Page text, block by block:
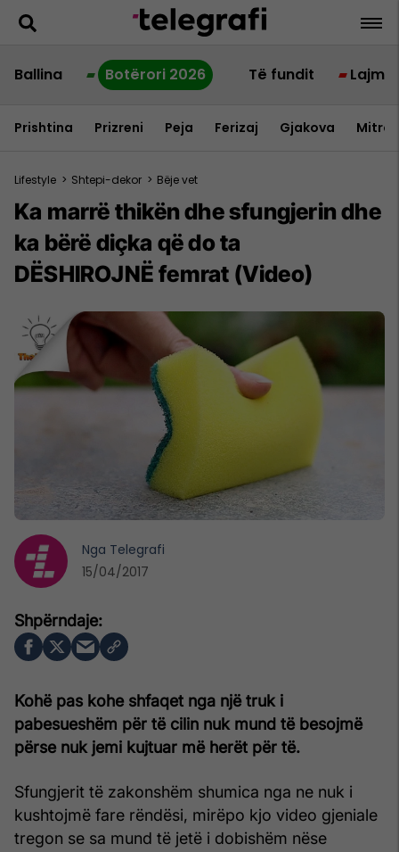
Ballina Botërori 2026 Të fundit Lajme
Prishtina Prizreni Peja Ferizaj Gjakova
Lifestyle > Shtepi-dekor > Bëje vet
Ka marrë thikën dhe sfungjerin dhe
ka bërë diçka që do ta
DËSHIROJNË femrat (Video)
Kohë pas kohe shfaqet nga një truk i
pabesueshëm për të cilin nuk mund të besojmë
përse nuk jemi kujtuar më herët për të.
Sfungjerit të zakonshëm shumica nga ne nuk i
kushtojmë fare rëndësi, mirëpo kjo video gjeniale
tregon se sa mund të jetë i dobishëm nëse
Nga Telegrafi
15/04/2017